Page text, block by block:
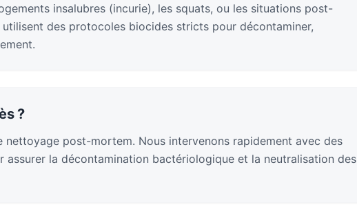
insalubres (incurie), les squats, ou les situations post-
des protocoles biocides stricts pour décontaminer,
?
nettoyage post-mortem. Nous intervenons rapidement avec des
assurer la décontamination bactériologique et la neutralisation des